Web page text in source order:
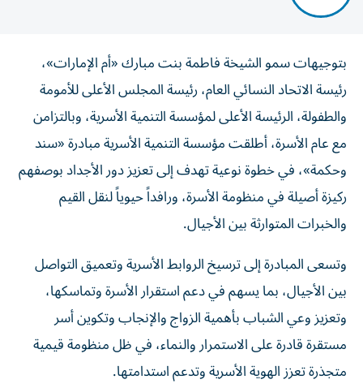
بتوجيهات سمو الشيخة فاطمة بنت مبارك «أم الإمارات»،
رئيسة الاتحاد النسائي العام، رئيسة المجلس الأعلى للأمومة
والطفولة، الرئيسة الأعلى لمؤسسة التنمية الأسرية، وبالتزامن
مع عام الأسرة، أطلقت مؤسسة التنمية الأسرية مبادرة «سند
وحكمة»، في خطوة نوعية تهدف إلى تعزيز دور الأجداد بوصفهم
ركيزة أصيلة في منظومة الأسرة، ورافداً حيوياً لنقل القيم
والخبرات المتوارثة بين الأجيال.
وتسعى المبادرة إلى ترسيخ الروابط الأسرية وتعميق التواصل
بين الأجيال، بما يسهم في دعم استقرار الأسرة وتماسكها،
وتعزيز وعي الشباب بأهمية الزواج والإنجاب وتكوين أسر
مستقرة قادرة على الاستمرار والنماء، في ظل منظومة قيمية
متجذرة تعزز الهوية الأسرية وتدعم استدامتها.